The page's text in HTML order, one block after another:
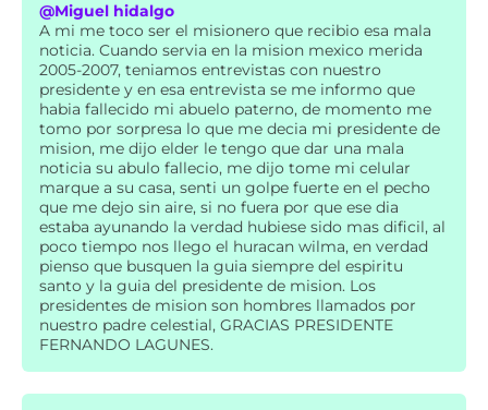
@Miguel hidalgo
A mi me toco ser el misionero que recibio esa mala
noticia. Cuando servia en la mision mexico merida
2005-2007, teniamos entrevistas con nuestro
presidente y en esa entrevista se me informo que
habia fallecido mi abuelo paterno, de momento me
tomo por sorpresa lo que me decia mi presidente de
mision, me dijo elder le tengo que dar una mala
noticia su abulo fallecio, me dijo tome mi celular
marque a su casa, senti un golpe fuerte en el pecho
que me dejo sin aire, si no fuera por que ese dia
estaba ayunando la verdad hubiese sido mas dificil, al
poco tiempo nos llego el huracan wilma, en verdad
pienso que busquen la guia siempre del espiritu
santo y la guia del presidente de mision. Los
presidentes de mision son hombres llamados por
nuestro padre celestial, GRACIAS PRESIDENTE
FERNANDO LAGUNES.